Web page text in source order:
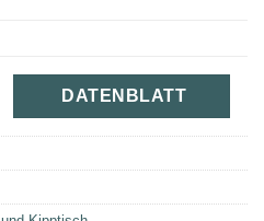
DATENBLATT